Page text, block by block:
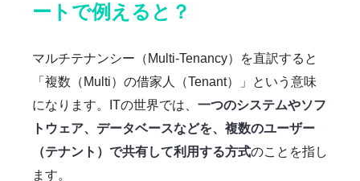
ートで例えると？
マルチテナンシー（Multi-Tenancy）を直訳すると
「複数（Multi）の借家人（Tenant）」という意味
になります。ITの世界では、 一つのシステムやソフ
トウェア、データベースなどを、複数のユーザー
（テナント）で共有して利用する方式のことを指し
ます。